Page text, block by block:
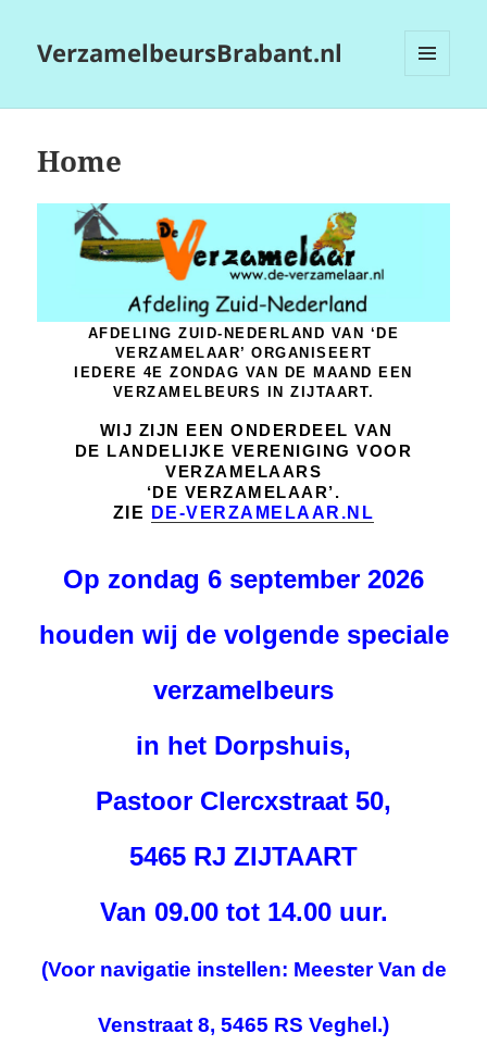
VerzamelbeursBrabant.nl
Home
AFDELING ZUID-NEDERLAND VAN ‘DE
VERZAMELAAR’ ORGANISEERT
IEDERE 4E ZONDAG VAN DE MAAND EEN
VERZAMELBEURS IN ZIJTAART.
WIJ ZIJN EEN ONDERDEEL VAN
DE LANDELIJKE VERENIGING VOOR
VERZAMELAARS
‘DE VERZAMELAAR’.
ZIE
DE-VERZAMELAAR.NL
Op zondag 6 september 2026
houden wij de volgende speciale
verzamelbeurs
in het Dorpshuis,
Pastoor Clercxstraat 50,
5465 RJ ZIJTAART
Van 09.00 tot 14.00 uur.
(Voor navigatie instellen: Meester Van de
Venstraat 8, 5465 RS Veghel.)